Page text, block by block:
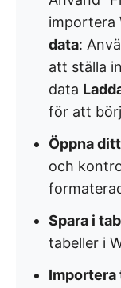
importera
data:
att ställa
data
för att
Öppna
och
Spara i
tabeller i
Importera